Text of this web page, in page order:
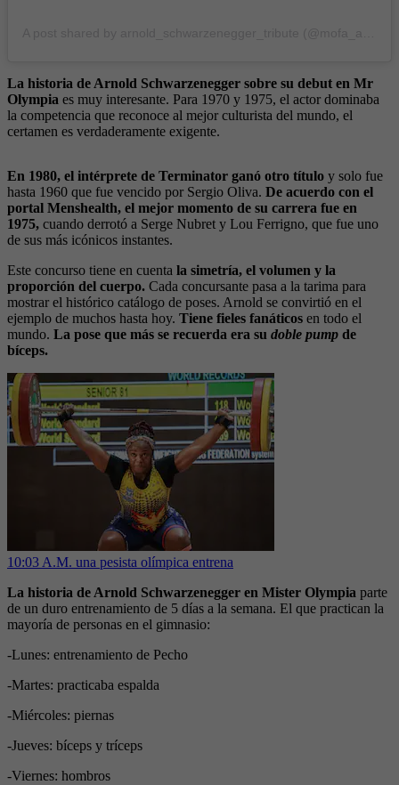
La historia de Arnold Schwarzenegger sobre su debut en Mr
Olympia es muy interesante. Para 1970 y 1975, el actor dominaba
la competencia que reconoce al mejor culturista del mundo, el
certamen es verdaderamente exigente.
En 1980, el intérprete de Terminator ganó otro título y solo fue
hasta 1960 que fue vencido por Sergio Oliva. De acuerdo con el
portal Menshealth, el mejor momento de su carrera fue en
1975, cuando derrotó a Serge Nubret y Lou Ferrigno, que fue uno
de sus más icónicos instantes.
Este concurso tiene en cuenta la simetría, el volumen y la
proporción del cuerpo. Cada concursante pasa a la tarima para
mostrar el histórico catálogo de poses. Arnold se convirtió en el
ejemplo de muchos hasta hoy. Tiene fieles fanáticos en todo el
mundo. La pose que más se recuerda era su doble pump de
bíceps.
10:03 A.M. una pesista olímpica entrena
La historia de Arnold Schwarzenegger en Mister Olympia parte
de un duro entrenamiento de 5 días a la semana. El que practican la
mayoría de personas en el gimnasio:
-Lunes: entrenamiento de Pecho
-Martes: practicaba espalda
-Miércoles: piernas
-Jueves: bíceps y tríceps
-Viernes: hombros